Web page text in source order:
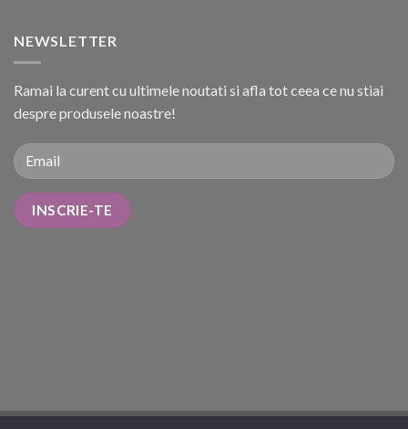
NEWSLETTER
Ramai la curent cu ultimele noutati si afla tot ceea ce nu stiai
despre produsele noastre!